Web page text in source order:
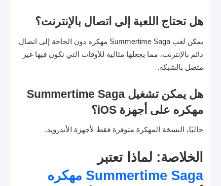
هل تحتاج اللعبة إلى اتصال بالإنترنت؟
يمكن لعب Summertime Saga مهكره دون الحاجة إلى اتصال
دائم بالإنترنت، مما يجعلها مثالية للأوقات التي تكون فيها غير
متصل بالشبكة.
هل يمكن تشغيل Summertime Saga
مهكره على أجهزة iOS؟
حاليًا، النسخة المهكرة متوفرة فقط لأجهزة الأندرويد.
الخلاصة: لماذا تعتبر
Summertime Saga مهكره